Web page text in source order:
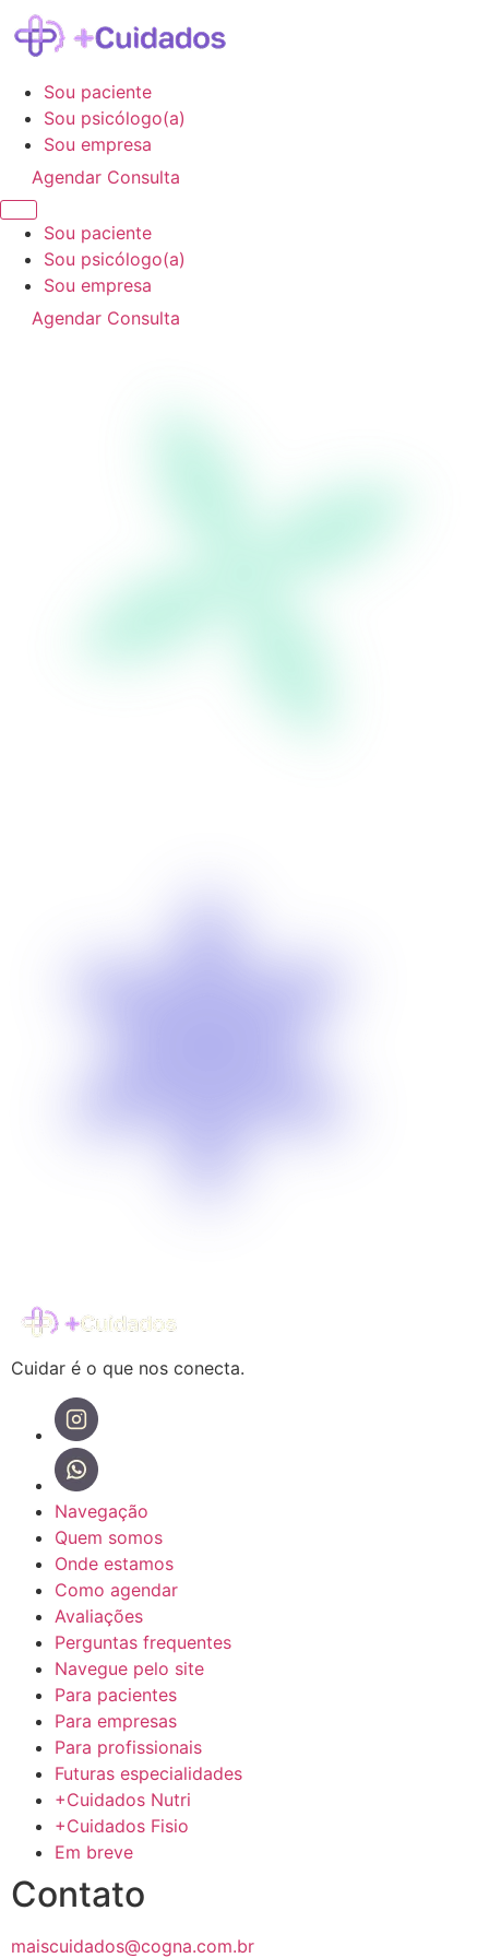
Sou paciente
Sou psicólogo(a)
Sou empresa
Agendar Consulta
Sou paciente
Sou psicólogo(a)
Sou empresa
Agendar Consulta
Cuidar é o que nos conecta.
Navegação
Quem somos
Onde estamos
Como agendar
Avaliações
Perguntas frequentes
Navegue pelo site
Para pacientes
Para empresas
Para profissionais
Futuras especialidades
+Cuidados Nutri
+Cuidados Fisio
Em breve
Contato
maiscuidados@cogna.com.br